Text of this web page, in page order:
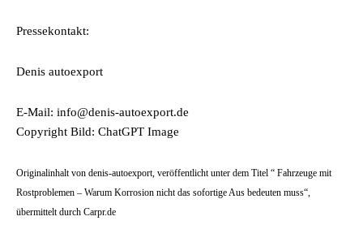
Pressekontakt:
Denis autoexport
E-Mail: info@denis-autoexport.de
Copyright Bild: ChatGPT Image
Originalinhalt von denis-autoexport, veröffentlicht unter dem Titel “ Fahrzeuge mit
Rostproblemen – Warum Korrosion nicht das sofortige Aus bedeuten muss“,
übermittelt durch Carpr.de